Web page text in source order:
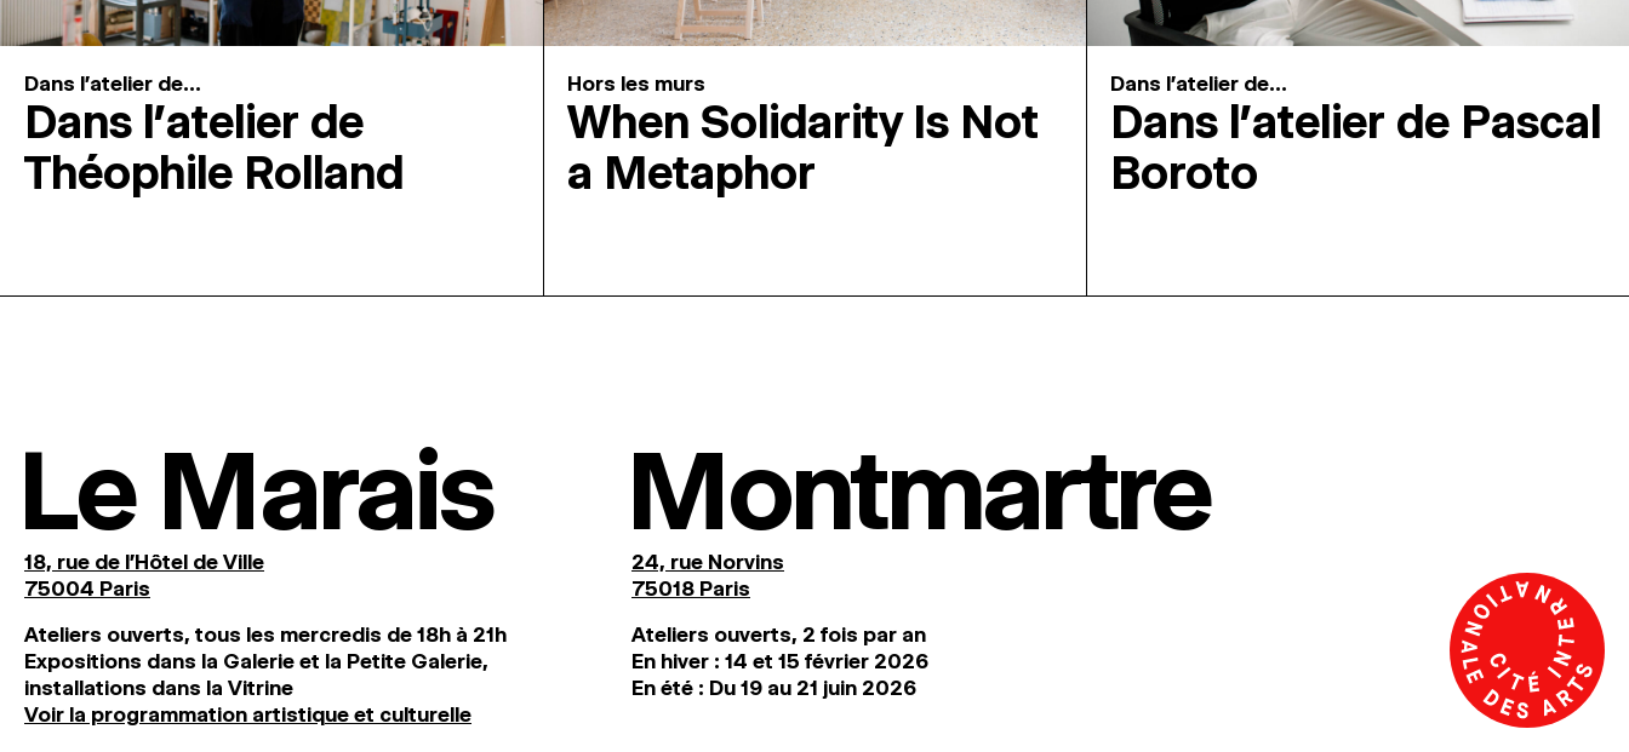
Dans l'atelier de...
Dans l’atelier de
Théophile Rolland
Hors les murs
When Solidarity Is Not
a Metaphor
Dans l'atelier de...
Dans l’atelier de Pascal
Boroto
Le Marais
18, rue de l'Hôtel de Ville
75004 Paris
Ateliers ouverts, tous les mercredis de 18h à 21h
Expositions dans la Galerie et la Petite Galerie,
installations dans la Vitrine
Voir la programmation artistique et culturelle
Montmartre
24, rue Norvins
75018 Paris
Ateliers ouverts, 2 fois par an
En hiver : 14 et 15 février 2026
En été : Du 19 au 21 juin 2026